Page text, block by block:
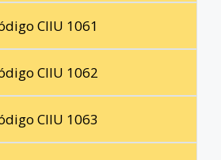
CIIU 1061
CIIU 1062
CIIU 1063